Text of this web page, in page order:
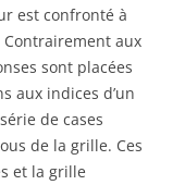
est confronté à
Contrairement aux
sont placées
aux indices d’un
de cases
de la grille. Ces
et la grille